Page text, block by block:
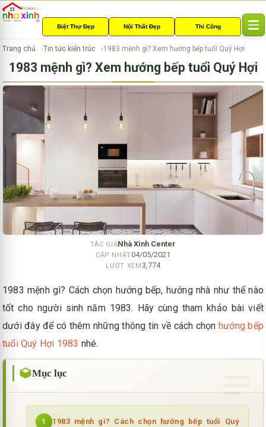
Biệt Thự Đẹp Nội Thất Đẹp Thi Công
g
g
e
n
g
t
i
o
n
Trang chủ Tin tức kiến trúc 1983 mệnh gì? Xem hướng bếp tuổi Quý Hợi
1983 mệnh gì? Xem hướng bếp tuổi Quý Hợi
TÁC GIẢNhà Xinh Center
CẬP NHẬT04/05/2021
LƯỢT XEM3,774
1983 mệnh gì? Cách chọn hướng bếp, hướng nhà như thế nào
tốt cho người sinh năm 1983. Hãy cùng tham khảo bài viết
dưới đây để có thêm những thông tin về cách chọn hướng bếp
tuổi Quý Hợi 1983 nhé.
"VUI LÒNG KHÔNG GỌI HOTLINE - LIÊN HỆ
TRỰC TIẾP TẠI VĂN PHÒNG"
Mục lục
1
1983 mệnh gì? Cách chọn hướng bếp tuổi Quý